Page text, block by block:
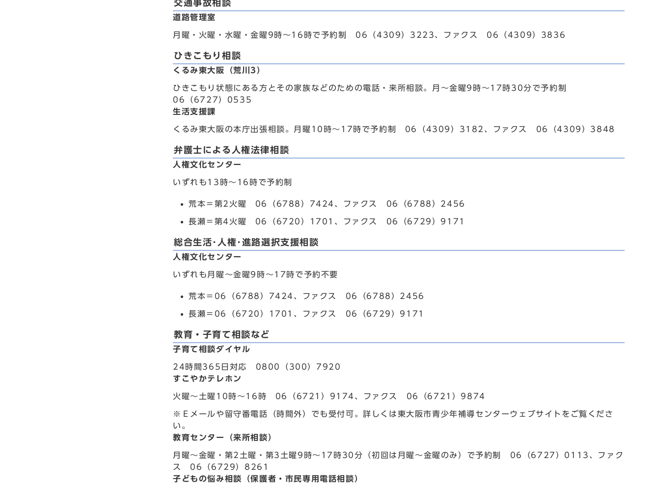
交通事故相談
道路管理室
月曜・火曜・水曜・金曜9時～16時で予約制 06（4309）3223、ファクス 06（4309）3836
ひきこもり相談
くるみ東大阪（荒川3）
ひきこもり状態にある方とその家族などのための電話・来所相談。月～金曜9時～17時30分で予約制
06（6727）0535
生活支援課
くるみ東大阪の本庁出張相談。月曜10時～17時で予約制 06（4309）3182、ファクス 06（4309）3848
弁護士による人権法律相談
人権文化センター
いずれも13時～16時で予約制
荒本＝第2火曜 06（6788）7424、ファクス 06（6788）2456
長瀬＝第4火曜 06（6720）1701、ファクス 06（6729）9171
総合生活･人権･進路選択支援相談
人権文化センター
いずれも月曜～金曜9時～17時で予約不要
荒本＝06（6788）7424、ファクス 06（6788）2456
長瀬＝06（6720）1701、ファクス 06（6729）9171
教育・子育て相談など
子育て相談ダイヤル
24時間365日対応 0800（300）7920
すこやかテレホン
火曜～土曜10時～16時 06（6721）9174、ファクス 06（6721）9874
※Ｅメールや留守番電話（時間外）でも受付可。詳しくは東大阪市青少年補導センターウェブサイトをご覧くださ
い。
教育センター（来所相談）
月曜～金曜・第2土曜・第3土曜9時～17時30分（初回は月曜～金曜のみ）で予約制 06（6727）0113、ファク
ス 06（6729）8261
子どもの悩み相談（保護者・市民専用電話相談）